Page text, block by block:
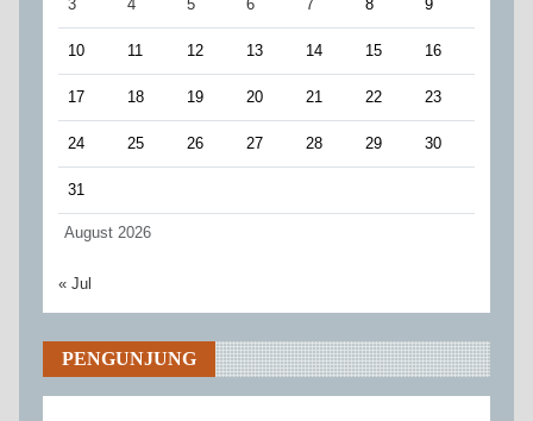
August 2026
3 4 5 6 7 8 9
10 11 12 13 14 15 16
17 18 19 20 21 22 23
24 25 26 27 28 29 30
31
« Jul
PENGUNJUNG